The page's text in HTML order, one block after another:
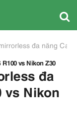
đa năng
vs Nikon Z30
đa
vs Nikon